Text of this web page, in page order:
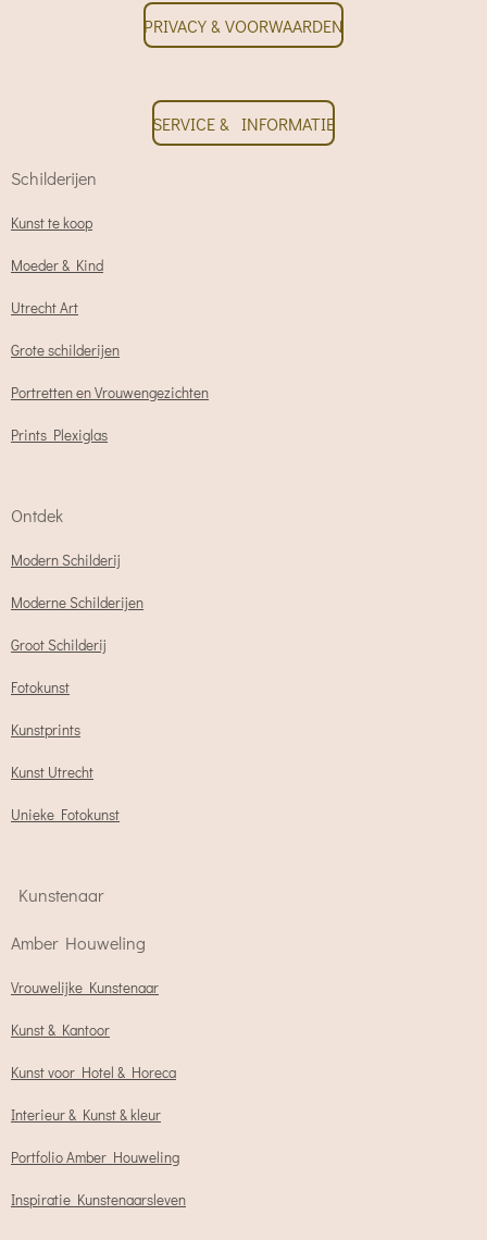
PRIVACY & VOORWAARDEN
SERVICE & INFORMATIE
Schilderijen
Kunst te koop
Moeder & Kind
Utrecht Art
Grote schilderijen
Portretten en Vrouwengezichten
Prints Plexiglas
Ontdek
Modern Schilderij
Moderne Schilderijen
Groot Schilderij
Fotokunst
Kunstprints
Kunst Utrecht
Unieke Fotokunst
Kunstenaar
Amber Houweling
Vrouwelijke Kunstenaar
Kunst & Kantoor
Kunst voor Hotel & Horeca
Interieur & Kunst & kleur
Portfolio Amber Houweling
Inspiratie Kunstenaarsleven